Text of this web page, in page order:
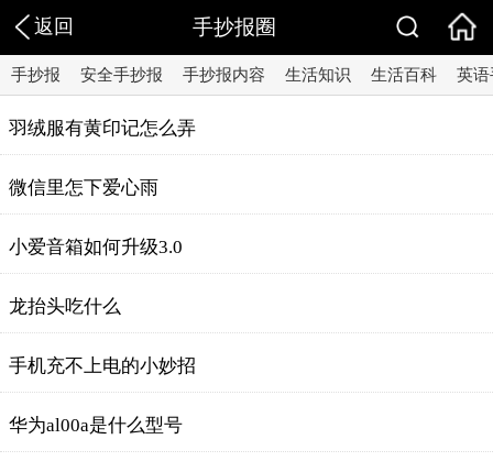
返回 手抄报圈
手抄报 安全手抄报 手抄报内容 生活知识 生活百科 英
羽绒服有黄印记怎么弄
微信里怎下爱心雨
小爱音箱如何升级3.0
龙抬头吃什么
手机充不上电的小妙招
华为al00a是什么型号